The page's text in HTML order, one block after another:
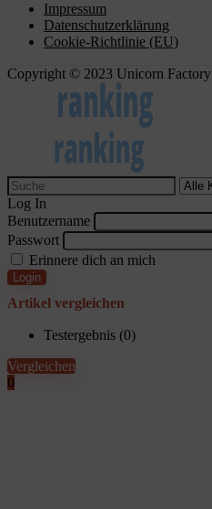
Impressum
Datenschutzerklärung
Cookie-Richtlinie (EU)
Copyright © 2023 Unicorn Factory
Search
for:
Log In
Benutzername
Passwort
Erinnere dich an mich
Login
Artikel vergleichen
Testergebnis (0)
Vergleichen
0